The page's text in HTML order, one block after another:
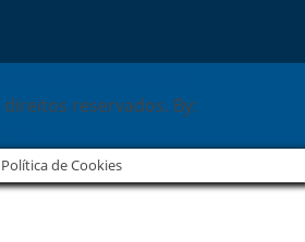
direitos reservados. By:
Política de Cookies